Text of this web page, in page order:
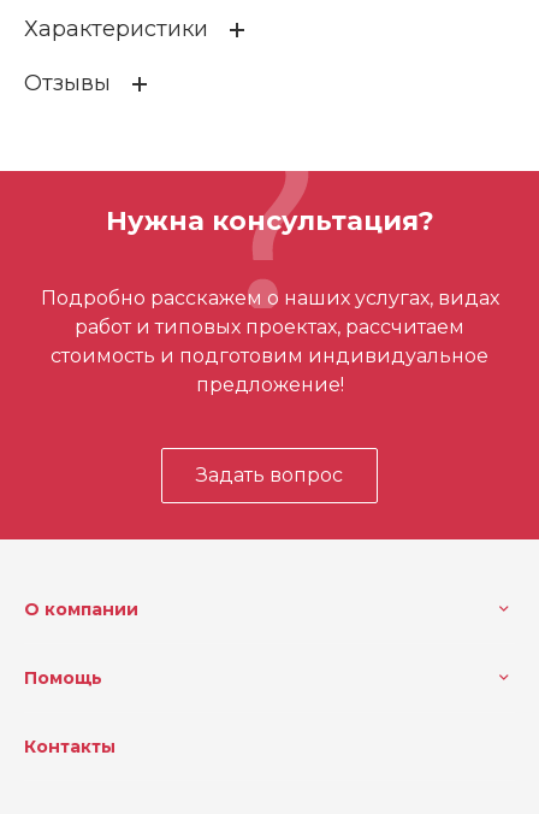
Характеристики
Бренд
Отзывы
Отзывов ещё нет – ваш может стать
первым
Нужна консультация?
Подробно расскажем о наших услугах, видах
работ и типовых проектах, рассчитаем
стоимость и подготовим индивидуальное
предложение!
Задать вопрос
О компании
Помощь
Контакты